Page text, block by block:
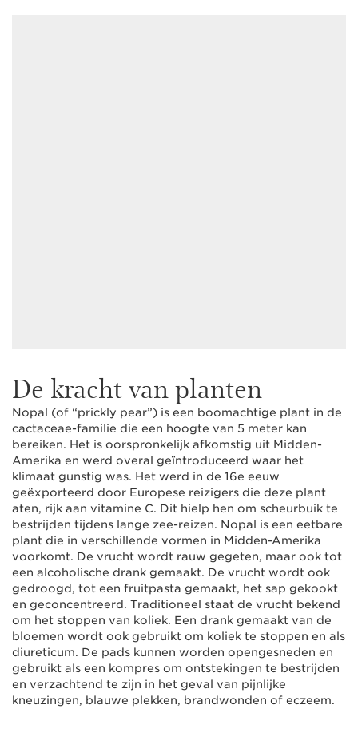
De kracht van planten
Nopal (of “prickly pear”) is een boomachtige plant in de
cactaceae-familie die een hoogte van 5 meter kan
bereiken. Het is oorspronkelijk afkomstig uit Midden-
Amerika en werd overal geïntroduceerd waar het
klimaat gunstig was. Het werd in de 16e eeuw
geëxporteerd door Europese reizigers die deze plant
aten, rijk aan vitamine C. Dit hielp hen om scheurbuik te
bestrijden tijdens lange zee-reizen. Nopal is een eetbare
plant die in verschillende vormen in Midden-Amerika
voorkomt. De vrucht wordt rauw gegeten, maar ook tot
een alcoholische drank gemaakt. De vrucht wordt ook
gedroogd, tot een fruitpasta gemaakt, het sap gekookt
en geconcentreerd. Traditioneel staat de vrucht bekend
om het stoppen van koliek. Een drank gemaakt van de
bloemen wordt ook gebruikt om koliek te stoppen en als
diureticum. De pads kunnen worden opengesneden en
gebruikt als een kompres om ontstekingen te bestrijden
en verzachtend te zijn in het geval van pijnlijke
kneuzingen, blauwe plekken, brandwonden of eczeem.